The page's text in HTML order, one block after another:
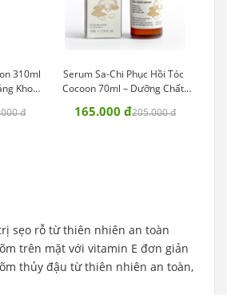
310ml
Khoái
đ
Serum Sa-Chi Phục Hồi Tóc
Cocoon 70ml – Dưỡng Chất
165.000 đ205.000 đ
sẹo rỗ từ thiên nhiên an toàn
trên mặt với vitamin E đơn giản
thủy đậu từ thiên nhiên an toàn,